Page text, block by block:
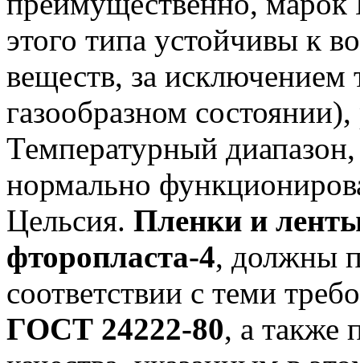
этого типа устойчивы к
веществ, за исключением
газообразном
Температурный
нормально
Цельсия. Пленки и
фторопласта-4, должны
соответствии с теми
ГОСТ 24222-80, а также